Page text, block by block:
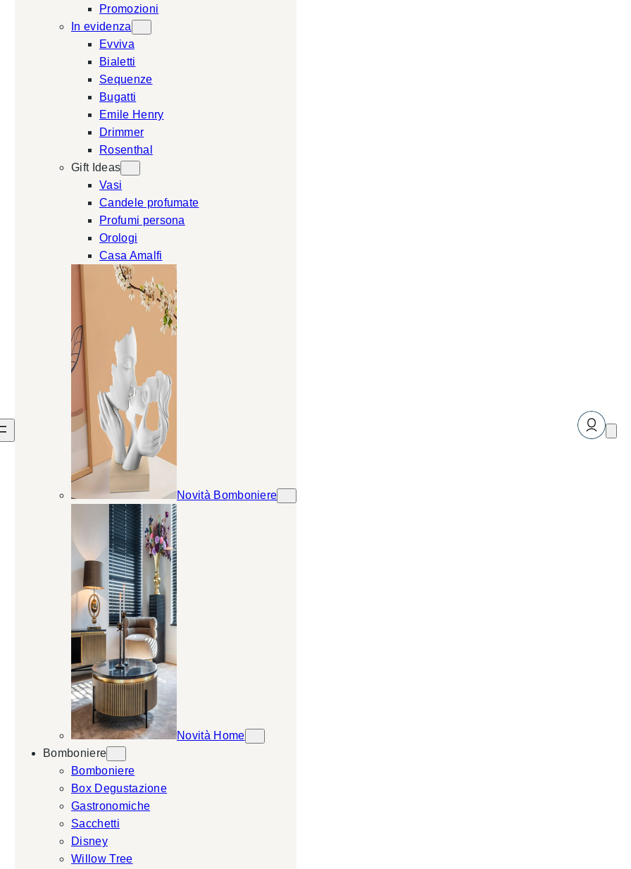
Promozioni
In evidenza
Evviva
Bialetti
Sequenze
Bugatti
Emile Henry
Drimmer
Rosenthal
Gift Ideas
Vasi
Candele profumate
Profumi persona
Orologi
Casa Amalfi
Novità Bomboniere
Novità Home
Bomboniere
Bomboniere
Box Degustazione
Gastronomiche
Sacchetti
Disney
Willow Tree